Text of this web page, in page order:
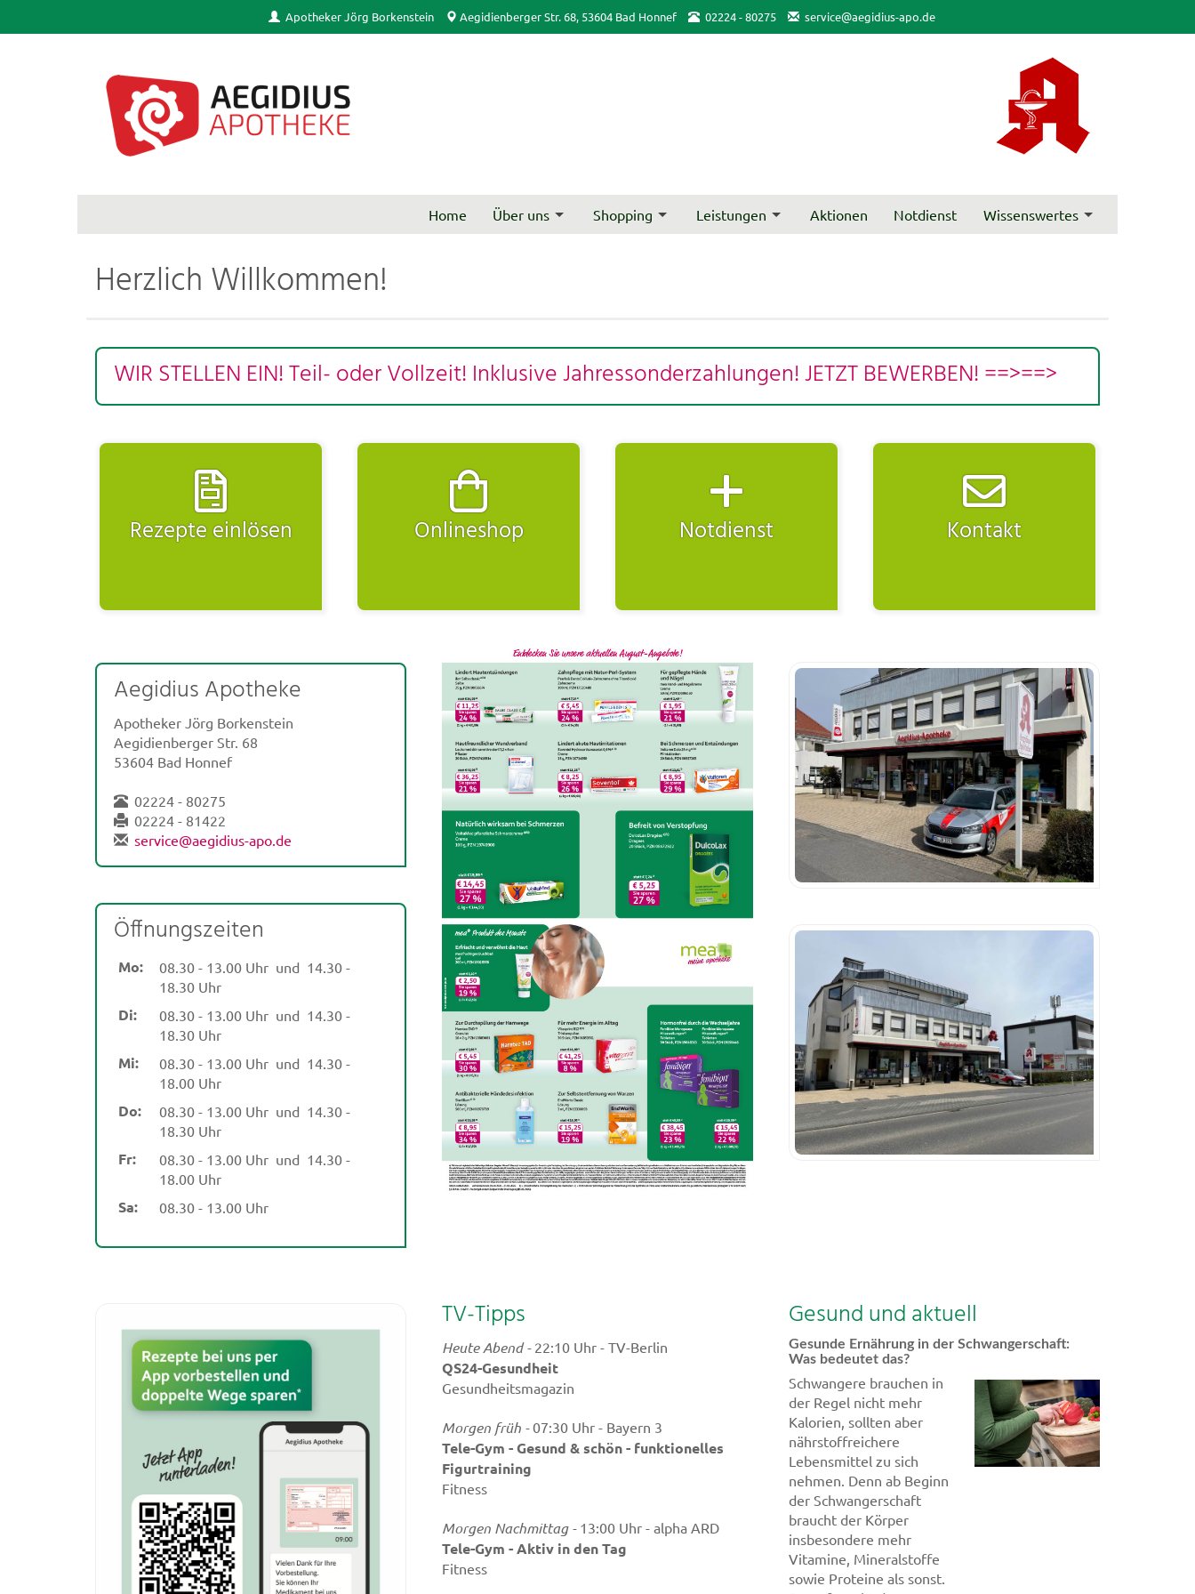
Apotheker Jörg Borkenstein Aegidienberger Str. 68, 53604 Bad Honnef 02224 - 80275 service@aegidius-apo.de
Home Über uns Shopping Leistungen Aktionen Notdienst Wissenswertes
Herzlich Willkommen!
WIR STELLEN EIN! Teil- oder Vollzeit! Inklusive Jahressonderzahlungen! JETZT BEWERBEN! ==>==>
Rezepte einlösen Onlineshop Notdienst Kontakt
Aegidius Apotheke
Apotheker Jörg Borkenstein
Aegidienberger Str. 68
53604 Bad Honnef
02224 - 80275
02224 - 81422
service@aegidius-apo.de
Öffnungszeiten
Mo: 08.30 - 13.00 Uhr und 14.30 -
18.30 Uhr
Di: 08.30 - 13.00 Uhr und 14.30 -
18.30 Uhr
Mi: 08.30 - 13.00 Uhr und 14.30 -
18.00 Uhr
Do: 08.30 - 13.00 Uhr und 14.30 -
18.30 Uhr
Fr: 08.30 - 13.00 Uhr und 14.30 -
18.00 Uhr
Sa: 08.30 - 13.00 Uhr
TV-Tipps
Heute Abend -22:10 Uhr - TV-Berlin
QS24-Gesundheit
Gesundheitsmagazin
Morgen früh -07:30 Uhr - Bayern 3
Tele-Gym - Gesund & schön - funktionelles
Figurtraining
Fitness
Morgen Nachmittag -13:00 Uhr - alpha ARD
Tele-Gym - Aktiv in den Tag
Fitness
Gesund und aktuell
Gesunde Ernährung in der Schwangerschaft:
Was bedeutet das?
Schwangere brauchen in
der Regel nicht mehr
Kalorien, sollten aber
nährstoffreichere
Lebensmittel zu sich
nehmen. Denn ab Beginn
der Schwangerschaft
braucht der Körper
insbesondere mehr
Vitamine, Mineralstoffe
sowie Proteine als sonst.